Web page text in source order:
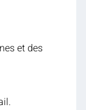
et des